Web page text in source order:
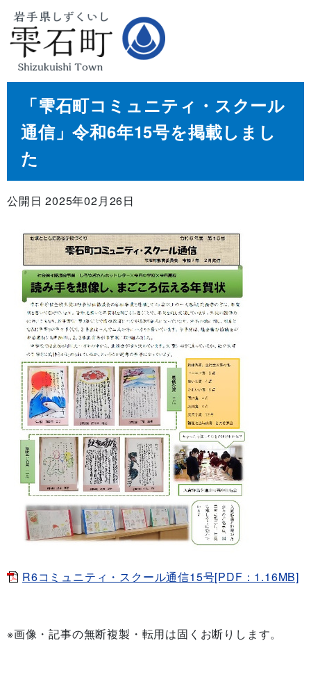
「雫石町コミュニティ・スクール
通信」令和6年15号を掲載しまし
た
公開日 2025年02月26日
R6コミュニティ・スクール通信15号[PDF：1.16MB]
※画像・記事の無断複製・転用は固くお断りします。